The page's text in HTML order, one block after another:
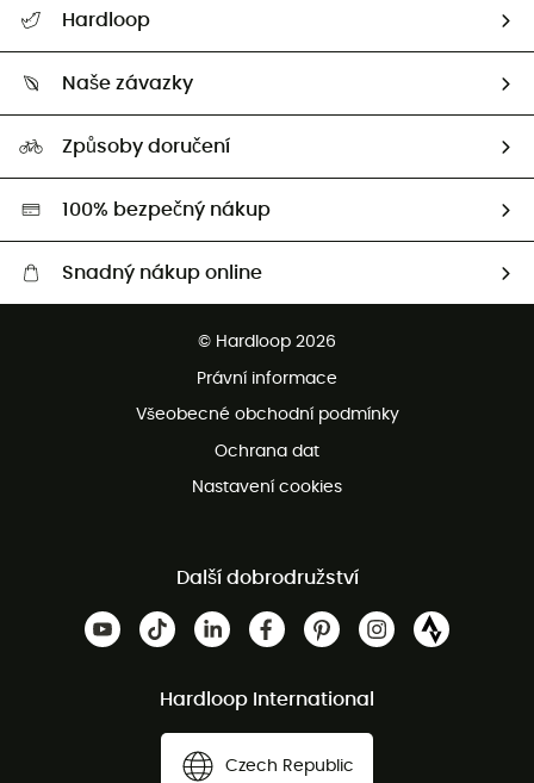
Vrácení zboží a peněz
Hardloop
Naši Ambasadoři
Naše závazky
Second hand
HardGreen
Způsoby doručení
100% bezpečný nákup
Snadný nákup online
Bezplatné vrácení do 100 dnů
Bezplatná zákaznická služba
© Hardloop 2026
Právní informace
Všeobecné obchodní podmínky
Ochrana dat
Nastavení cookies
Další dobrodružství
Hardloop International
Czech Republic